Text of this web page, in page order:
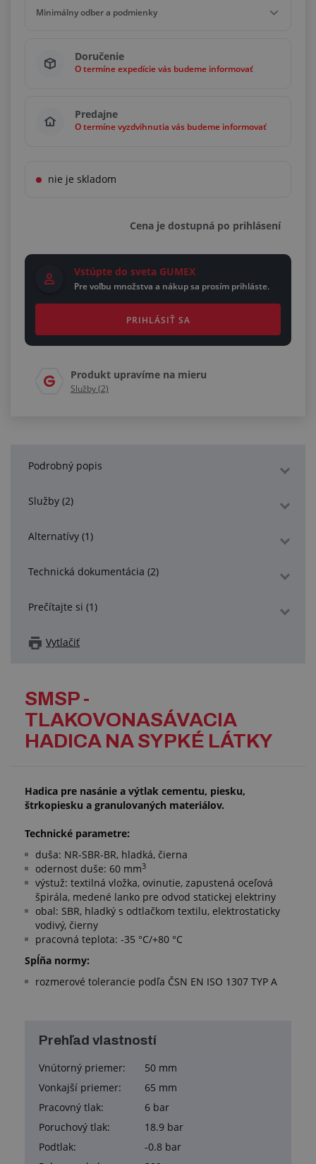
Minimálny odber a podmienky
40,00 m
Násobky 40,00 m
Doručenie
O termíne expedície vás budeme informovať
Predajne
O termíne vyzdvihnutia vás budeme informovať
nie je skladom
Cena je dostupná po prihlásení
Vstúpte do sveta GUMEX
Pre voľbu množstva a nákup sa prosím prihláste.
PRIHLÁSIŤ SA
Produkt upravíme na mieru
Služby (2)
Podrobný popis
Služby (2)
Alternatívy (1)
Technická dokumentácia (2)
Prečítajte si (1)
Vytlačiť
SMSP -
TLAKOVONASÁVACIA
HADICA NA SYPKÉ LÁTKY
Hadica pre nasánie a výtlak cementu, piesku,
štrkopiesku a granulovaných materiálov.
Technické parametre:
duša: NR-SBR-BR, hladká, čierna
odernost duše: 60 mm3
výstuž: textilná vložka, ovinutie, zapustená oceľová
špirála, medené lanko pre odvod statickej elektriny
obal: SBR, hladký s odtlačkom textilu, elektrostaticky
vodivý, čierny
pracovná teplota: -35 °C/+80 °C
Spĺňa normy:
rozmerové tolerancie podľa ČSN EN ISO 1307 TYP A
Prehľad vlastností
Vnútorný priemer:
50 mm
Vonkajší priemer:
65 mm
Pracovný tlak:
6 bar
Poruchový tlak:
18.9 bar
Podtlak:
-0.8 bar